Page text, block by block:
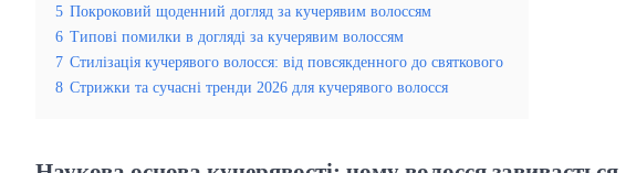
5 Покроковий щоденний догляд за кучерявим волоссям
6 Типові помилки в догляді за кучерявим волоссям
7 Стилізація кучерявого волосся: від повсякденного до святкового
8 Стрижки та сучасні тренди 2026 для кучерявого волосся